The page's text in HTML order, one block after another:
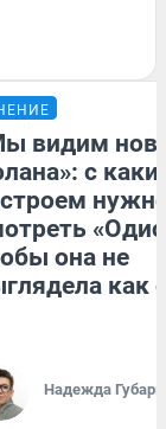
видим
с
она не
как
Надежда Губарь